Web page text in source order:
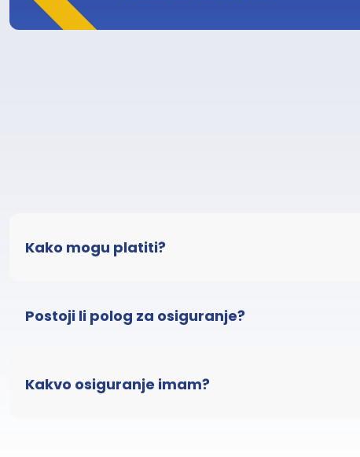
Kako mogu platiti?
Postoji li polog za osiguranje?
Kakvo osiguranje imam?